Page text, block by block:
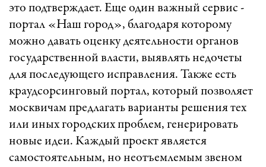
это подтверждает. Еще один важный сервис -
портал «Наш город», благодаря которому
можно давать оценку деятельности органов
государственной власти, выявлять недочеты
для последующего исправления. Также есть
краудсорсинговый портал, который позволяет
москвичам предлагать варианты решения тех
или иных городских проблем, генерировать
новые идеи. Каждый проект является
самостоятельным, но неотъемлемым звеном